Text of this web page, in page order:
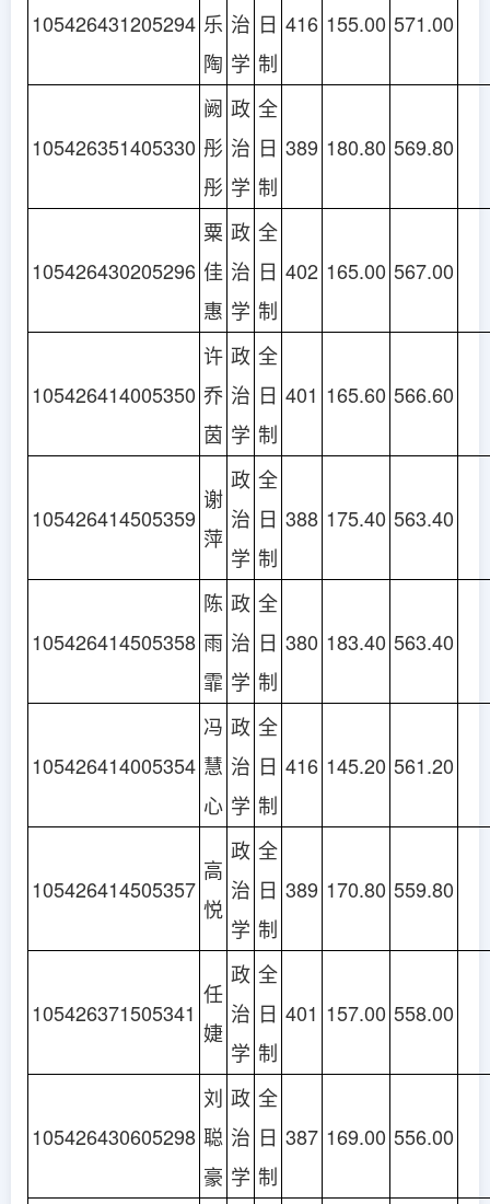
105426431205294 乐
陶
治
学
日
制
416 155.00 571.00
105426351405330
阙
彤
彤
政
治
学
全
日
制
389 180.80 569.80
105426430205296
粟
佳
惠
政
治
学
全
日
制
402 165.00 567.00
105426414005350
许
乔
茵
政
治
学
全
日
制
401 165.60 566.60
105426414505359
谢
萍
政
治
学
全
日
制
388 175.40 563.40
105426414505358
陈
雨
霏
政
治
学
全
日
制
380 183.40 563.40
105426414005354
冯
慧
心
政
治
学
全
日
制
416 145.20 561.20
105426414505357
高
悦
政
治
学
全
日
制
389 170.80 559.80
105426371505341
任
婕
政
治
学
全
日
制
401 157.00 558.00
105426430605298
刘
聪
豪
政
治
学
全
日
制
387 169.00 556.00